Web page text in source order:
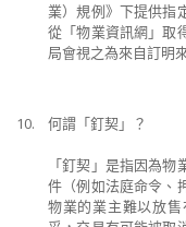
業）規例》下提供指
從「物業資訊網」取
局會視之為來自訂明
10. 何謂「釘契」？
「釘契」是指因為
件（例如法庭命令、
物業的業主難以放